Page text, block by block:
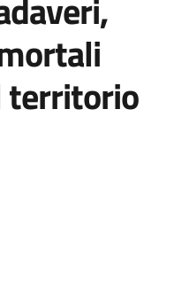
territorio